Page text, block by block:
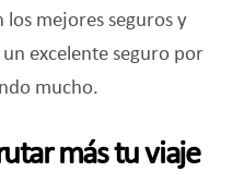
los mejores seguros y
excelente seguro por
mucho.
más tu viaje